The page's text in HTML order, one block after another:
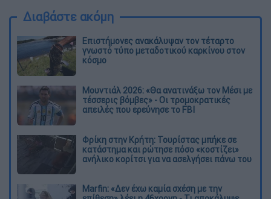
Διαβάστε ακόμη
Επιστήμονες ανακάλυψαν τον τέταρτο
γνωστό τύπο μεταδοτικού καρκίνου στον
κόσμο
Μουντιάλ 2026: «Θα ανατινάξω τον Μέσι με
τέσσερις βόμβες» - Οι τρομοκρατικές
απειλές που ερεύνησε το FBI
Φρίκη στην Κρήτη: Τουρίστας μπήκε σε
κατάστημα και ρώτησε πόσο «κοστίζει»
ανήλικο κορίτσι για να ασελγήσει πάνω του
Marfin: «Δεν έχω καμία σχέση με την